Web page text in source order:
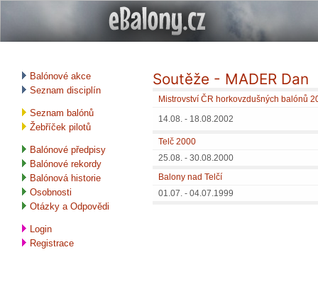
Balónové akce
Seznam disciplín
Seznam balónů
Žebříček pilotů
Balónové předpisy
Balónové rekordy
Balónová historie
Osobnosti
Otázky a Odpovědi
Login
Registrace
Soutěže - MADER Dan
Mistrovství ČR horkovzdušných balónů
14.08. - 18.08.2002
Telč 2000
25.08. - 30.08.2000
Balony nad Telčí
01.07. - 04.07.1999